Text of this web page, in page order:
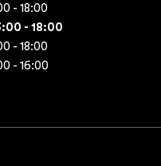
- 18:00
- 18:00
- 18:00
- 16:00